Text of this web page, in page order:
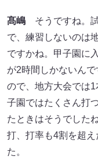
髙嶋 そうですね。
で、練習しないのは
ですかね。甲子園に
が2時間しかないん
ので、地方大会では
子園ではたくさん打
たときはそうでした
打、打率も4割を超
た。